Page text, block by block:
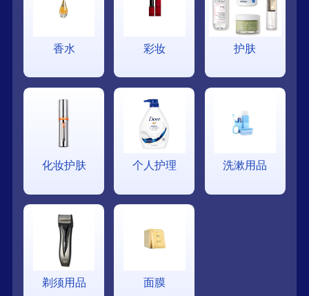
香水 彩妆 护肤
化妆护肤 个人护理 洗漱用品
剃须用品 面膜